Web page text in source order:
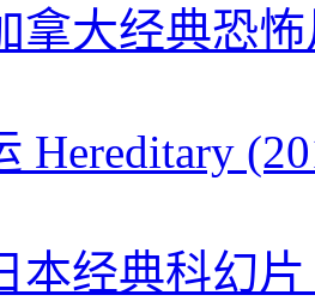
拿大经典恐
Hereditary
本经典科幻